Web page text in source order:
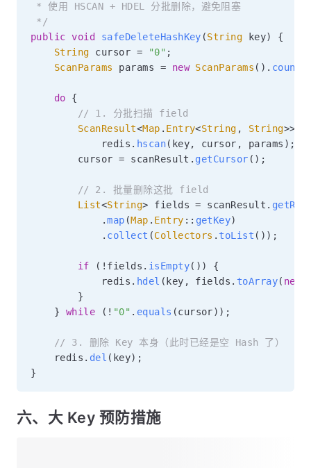
* 使用 HSCAN + HDEL 分批删除，避免阻塞
*/
public void safeDeleteHashKey (String key)
{
String cursor = "0" ;
ScanParams
params = new ScanParams ( ) . count
do
{
// 1. 分批扫描 field
ScanResult<Map . Entry<String , String>>
            redis
. hscan( key, cursor , params ) ;
        cursor
= scanResult . getCursor ( ) ;
// 2. 批量删除这批 field
List<String> fields = scanResult .
.map (Map . Entry :: getKey)
. collect (Collectors . toList ( ) ) ;
if ( ! fields . isEmpty( ) )
{
            redis
. hdel ( key , fields . toArray( new
}
}
while ( ! "0" . equals (cursor) ) ;
// 3. 删除 Key 本身（此时已经是空 Hash 了）
    redis
. del ( key) ;
}
六、大 Key 预防措施